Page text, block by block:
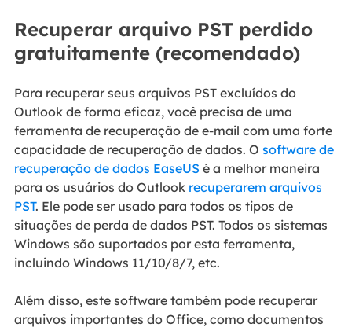
Recuperar arquivo PST perdido
gratuitamente (recomendado)
Para recuperar seus arquivos PST excluídos do
Outlook de forma eficaz, você precisa de uma
ferramenta de recuperação de e-mail com uma forte
capacidade de recuperação de dados. O software de
recuperação de dados EaseUS é a melhor maneira
para os usuários do Outlook recuperarem arquivos
PST. Ele pode ser usado para todos os tipos de
situações de perda de dados PST. Todos os sistemas
Windows são suportados por esta ferramenta,
incluindo Windows 11/10/8/7, etc.
Além disso, este software também pode recuperar
arquivos importantes do Office, como documentos